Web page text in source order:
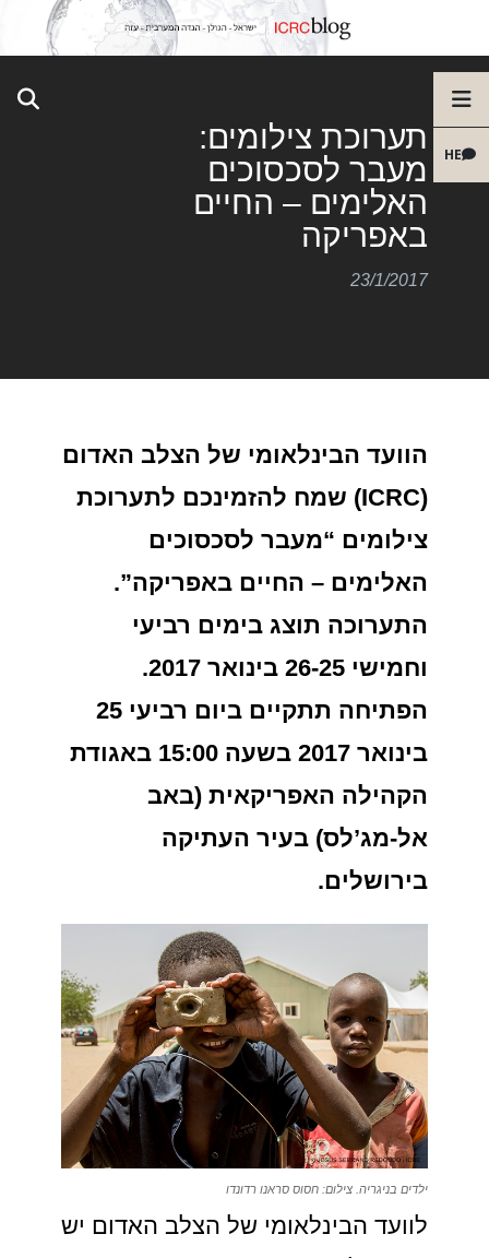
HE
תערוכת צילומים:
מעבר לסכסוכים
האלימים – החיים
באפריקה
23/1/2017
הוועד הבינלאומי של הצלב האדום
(ICRC) שמח להזמינכם לתערוכת
צילומים “מעבר לסכסוכים
האלימים – החיים באפריקה”.
התערוכה תוצג בימים רביעי
וחמישי 26-25 בינואר 2017.
הפתיחה תתקיים ביום רביעי 25
בינואר 2017 בשעה 15:00 באגודת
הקהילה האפריקאית (באב
אל-מג’לס) בעיר העתיקה
בירושלים.
ילדים בניגריה. צילום: חסוס סראנו רדונדו
לוועד הבינלאומי של הצלב האדום יש